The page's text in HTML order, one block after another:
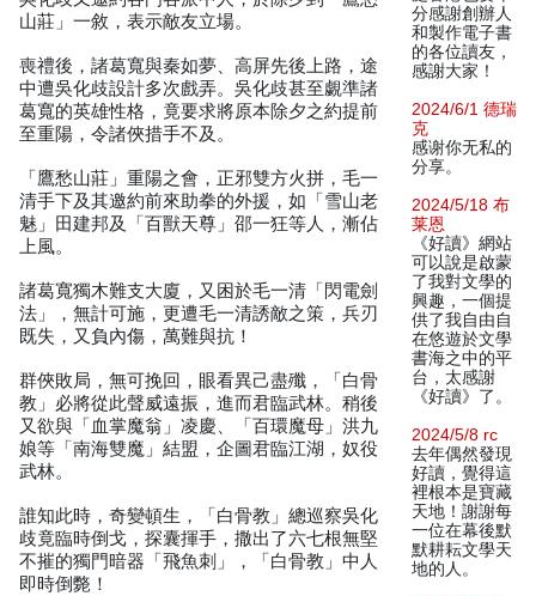
山莊」一敘，表示敵友立場。
喪禮後，諸葛寬與秦如夢、高屏先後上路，途
中遭吳化歧設計多次戲弄。吳化歧甚至覷準諸
葛寬的英雄性格，竟要求將原本除夕之約提前
至重陽，令諸俠措手不及。
「鷹愁山莊」重陽之會，正邪雙方火拼，毛一
清手下及其邀約前來助拳的外援，如「雪山老
魅」田建邦及「百獸天尊」邵一狂等人，漸佔
上風。
諸葛寬獨木難支大廈，又困於毛一清「閃電劍
法」，無計可施，更遭毛一清誘敵之策，兵刃
既失，又負內傷，萬難與抗！
群俠敗局，無可挽回，眼看異己盡殲，「白骨
教」必將從此聲威遠振，進而君臨武林。稍後
又欲與「血掌魔翁」凌慶、「百環魔母」洪九
娘等「南海雙魔」結盟，企圖君臨江湖，奴役
武林。
誰知此時，奇變頓生，「白骨教」總巡察吳化
歧竟臨時倒戈，探囊揮手，撒出了六七根無堅
不摧的獨門暗器「飛魚刺」，「白骨教」中人
即時倒斃！
分感謝創辦人
和製作電子書
的各位讀友，
感謝大家！
2024/6/1 德瑞
克
感谢你无私的
分享。
2024/5/18 布
莱恩
《好讀》網站
可以說是啟蒙
了我對文學的
興趣，一個提
供了我自由自
在悠遊於文學
書海之中的平
台，太感謝
《好讀》了。
2024/5/8 rc
去年偶然發現
好讀，覺得這
裡根本是寶藏
天地！謝謝每
一位在幕後默
默耕耘文學天
地的人。